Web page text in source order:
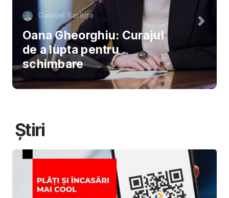
Gabriel Barliga
Oana Gheorghiu: Curajul
de a lupta pentru
schimbare
Știri